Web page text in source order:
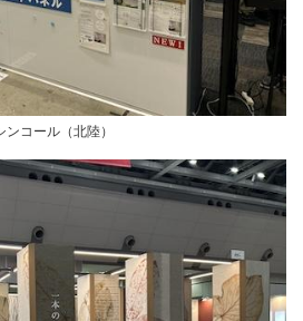
ンコール（北陸）